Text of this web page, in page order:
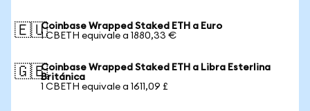
🇪🇺Coinbase Wrapped Staked ETH a Euro
1 CBETH equivale a 1880,33 €
🇬🇧Coinbase Wrapped Staked ETH a Libra Esterlina
Británica
1 CBETH equivale a 1611,09 £